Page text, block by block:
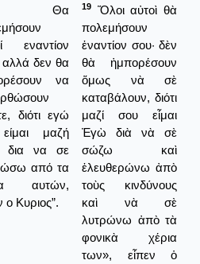
εναντίον
δεν θα
να
διότι εγώ
μαζή
δια να σε
από τα
αυτών,
ο Κυριος”.
19
Ὅλοι αὐτοὶ θὰ
πολεμήσουν
ἐναντίον σου· δὲν
θὰ ἠμπορέσουν
ὅμως νὰ σὲ
καταβάλουν, διότι
μαζί σου εἶμαι
Ἐγὼ διὰ νὰ σὲ
σώζω καὶ
ἐλευθερώνω ἀπὸ
τοὺς κινδύνους
καὶ νὰ σὲ
λυτρώνω ἀπὸ τὰ
φονικὰ χέρια
των», εἶπεν ὁ